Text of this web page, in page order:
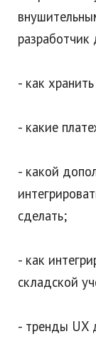
- как
- какие
- какой
сделать;
- как
складской
- тренды UX